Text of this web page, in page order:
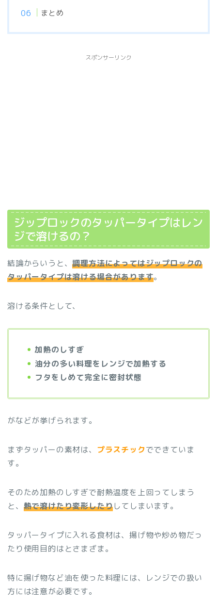
まとめ
スポンサーリンク
ジップロックのタッパータイプはレン
ジで溶けるの？
結論からいうと、調理方法によってはジップロックの
タッパータイプは溶ける場合があります。
溶ける条件として、
加熱のしすぎ
油分の多い料理をレンジで加熱する
フタをしめて完全に密封状態
がなどが挙げられます。
まずタッパーの素材は、 プラスチックでできていま
す。
そのため加熱のしすぎで耐熱温度を上回ってしまう
と、 熱で溶けたり変形したりしてしまいます。
タッパータイプに入れる食材は、揚げ物や炒め物だっ
たり使用目的はとさまざま。
特に揚げ物など油を使った料理には、レンジでの扱い
方には注意が必要です。